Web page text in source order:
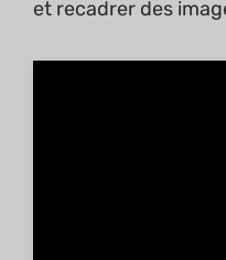
et recadrer des